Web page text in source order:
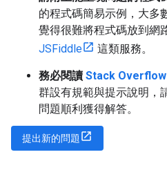
的程式碼簡易示例，大多
覺得很難將程式碼放到網
JSFiddle
這類服務。
務必閱讀 Stack Overflow
群設有規範與提示說明，
問題順利獲得解答。
提出新的問題